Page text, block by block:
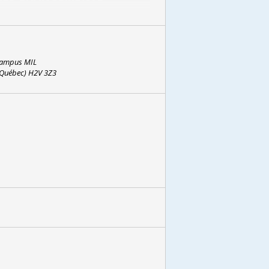
des sols, de l’innovation sociale et
profonds : la perte d’un monde et
le monde entier.
MIL
H2V 3Z3